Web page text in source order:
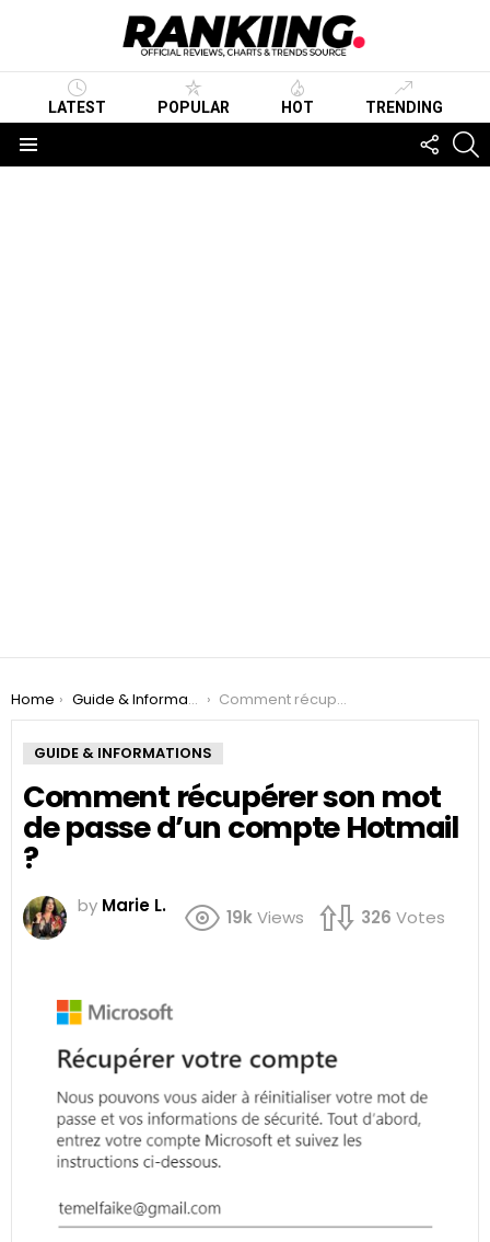
LATEST POPULAR HOT TRENDING
US
You are here:
Home Guide & Informations Comment récupérer son mot de passe d’un compte Hotmail ?
GUIDE & INFORMATIONS
Comment récupérer son mot
de passe d’un compte Hotmail
?
by Marie L.
19kViews 326 Votes